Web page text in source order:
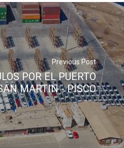
Previous Post
POR EL PUERTO
MARTIN - PISCO